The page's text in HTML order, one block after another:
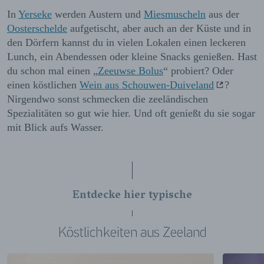
In Yerseke werden Austern und Miesmuscheln aus der
Oosterschelde aufgetischt, aber auch an der Küste und in
den Dörfern kannst du in vielen Lokalen einen leckeren
Lunch, ein Abendessen oder kleine Snacks genießen. Hast
du schon mal einen „Zeeuwse Bolus“ probiert? Oder
einen köstlichen Wein aus Schouwen-Duiveland
?
Nirgendwo sonst schmecken die zeeländischen
Spezialitäten so gut wie hier. Und oft genießt du sie sogar
mit Blick aufs Wasser.
Entdecke hier typische
Köstlichkeiten aus Zeeland